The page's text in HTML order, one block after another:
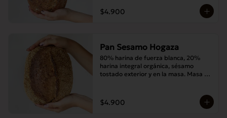
$4.900
Pan Sesamo Hogaza
80% harina de fuerza blanca, 20%
harina integral orgánica, sésamo
tostado exterior y en la masa. Masa
$4.900